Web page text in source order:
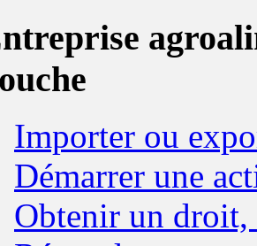
Importer ou
Démarrer une
Obtenir un droit,